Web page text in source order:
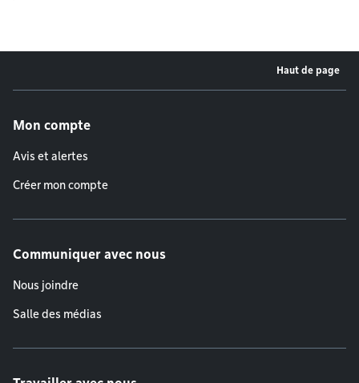
Haut de page
Mon compte
Avis et alertes
Créer mon compte
Communiquer avec nous
Nous joindre
Salle des médias